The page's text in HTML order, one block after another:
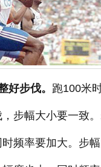
好步伐。 跑100米
步幅大小要一致
频率要加大。步